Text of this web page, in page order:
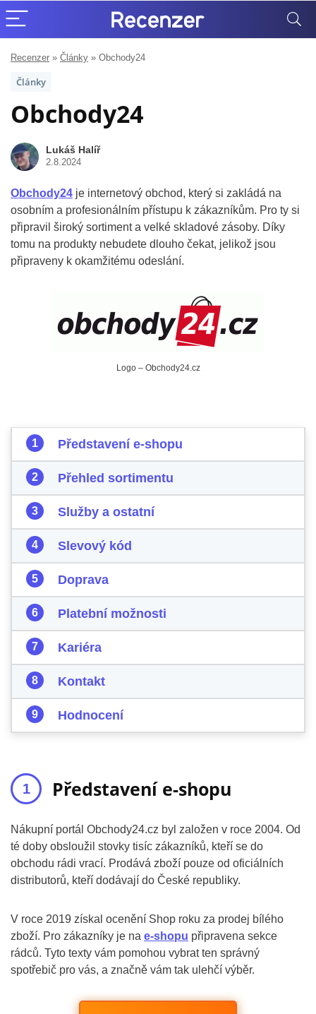
Recenzer » Články » Obchody24
Články
Obchody24
Lukáš Halíř
2.8.2024
Obchody24 je internetový obchod, který si zakládá na
osobním a profesionálním přístupu k zákazníkům. Pro ty si
připravil široký sortiment a velké skladové zásoby. Díky
tomu na produkty nebudete dlouho čekat, jelikož jsou
připraveny k okamžitému odeslání.
Logo – Obchody24.cz
Představení e-shopu
Přehled sortimentu
Služby a ostatní
Slevový kód
Doprava
Platební možnosti
Kariéra
Kontakt
Hodnocení
Představení e-shopu
Nákupní portál Obchody24.cz byl založen v roce 2004. Od
té doby obsloužil stovky tisíc zákazníků, kteří se do
obchodu rádi vrací. Prodává zboží pouze od oficiálních
distributorů, kteří dodávají do České republiky.
V roce 2019 získal ocenění Shop roku za prodej bílého
zboží. Pro zákazníky je na e-shopu připravena sekce
rádců. Tyto texty vám pomohou vybrat ten správný
spotřebič pro vás, a značně vám tak ulehčí výběr.